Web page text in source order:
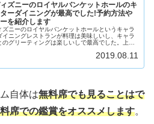
ズニーのロイヤルバンケットホールのキ
ーダイニングが最高でした!予約方法や
を紹介します
ズニーのロイヤルバンケットホールというキャラ
イニングレストランが料理は美味しいし、キャラ
のグリーティングは楽しいしで最高でした。上海
なレストランの予約方法やメニューを解説してい
2019.08.11
自体は無料席でも見ることはで
席での鑑賞をオススメします。